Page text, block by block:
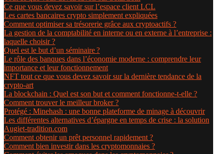
Ce que vous devez savoir sur l’espace client LCL
Les cartes bancaires crypto simplement expliquées
Comment optimiser sa trésorerie grâce aux cryptoactifs ?
La gestion de la comptabilité en interne ou en externe à l’entreprise :
laquelle choisir ?
Quel est le but d’un séminaire ?
Le rôle des banques dans l’économie moderne : comprendre leur
importance et leur fonctionnement
NFT tout ce que vous devez savoir sur la dernière tendance de la
crypto-art
La blockchain : Quel est son but et comment fonctionne-t-elle ?
Comment trouver le meilleur broker ?
Protégé : Minehash : une bonne plateforme de minage à découvrir
Les différentes alternatives d’épargne en temps de crise : la solution
Augiet-tradition.com
Comment obtenir un prêt personnel rapidement ?
Comment bien investir dans les cryptomonnaies ?